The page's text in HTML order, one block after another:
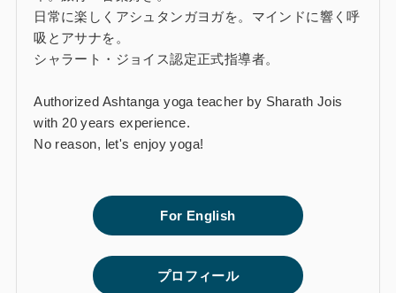
日常に楽しくアシュタンガヨガを。マインドに響く呼
吸とアサナを。
シャラート・ジョイス認定正式指導者。
Authorized Ashtanga yoga teacher by Sharath Jois
with 20 years experience.
No reason, let's enjoy yoga!
For English
プロフィール